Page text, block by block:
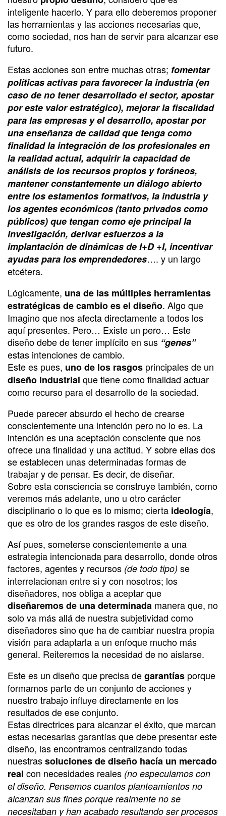
inteligente hacerlo. Y para ello deberemos proponer
las herramientas y las acciones necesarias que,
como sociedad, nos han de servir para alcanzar ese
futuro.
Estas acciones son entre muchas otras; fomentar
políticas activas para favorecer la industria (en
caso de no tener desarrollado el sector, apostar
por este valor estratégico), mejorar la fiscalidad
para las empresas y el desarrollo, apostar por
una enseñanza de calidad que tenga como
finalidad la integración de los profesionales en
la realidad actual, adquirir la capacidad de
análisis de los recursos propios y foráneos,
mantener constantemente un diálogo abierto
entre los estamentos formativos, la industria y
los agentes económicos (tanto privados como
públicos) que tengan como eje principal la
investigación, derivar esfuerzos a la
implantación de dinámicas de I+D +I, incentivar
ayudas para los emprendedores…. y un largo
etcétera.
Lógicamente, una de las múltiples herramientas
estratégicas de cambio es el diseño. Algo que
Imagino que nos afecta directamente a todos los
aquí presentes. Pero… Existe un pero… Este
diseño debe de tener implícito en sus “genes”
estas intenciones de cambio.
Este es pues, uno de los rasgos principales de un
diseño industrial que tiene como finalidad actuar
como recurso para el desarrollo de la sociedad.
Puede parecer absurdo el hecho de crearse
conscientemente una intención pero no lo es. La
intención es una aceptación consciente que nos
ofrece una finalidad y una actitud. Y sobre ellas dos
se establecen unas determinadas formas de
trabajar y de pensar. Es decir, de diseñar.
Sobre esta consciencia se construye también, como
veremos más adelante, uno u otro carácter
disciplinario o lo que es lo mismo; cierta ideología,
que es otro de los grandes rasgos de este diseño.
Así pues, someterse conscientemente a una
estrategia intencionada para desarrollo, donde otros
factores, agentes y recursos (de todo tipo) se
interrelacionan entre si y con nosotros; los
diseñadores, nos obliga a aceptar que
diseñaremos de una determinada manera que, no
solo va más allá de nuestra subjetividad como
diseñadores sino que ha de cambiar nuestra propia
visión para adaptarla a un enfoque mucho más
general. Reiteremos la necesidad de no aislarse.
Este es un diseño que precisa degarantías porque
formamos parte de un conjunto de acciones y
nuestro trabajo influye directamente en los
resultados de ese conjunto.
Estas directrices para alcanzar el éxito, que marcan
estas necesarias garantías que debe presentar este
diseño, las encontramos centralizando todas
nuestrassoluciones de diseño hacía un mercado
real con necesidades reales (no especulamos con
el diseño. Pensemos cuantos planteamientos no
alcanzan sus fines porque realmente no se
necesitaban y han acabado resultando ser procesos